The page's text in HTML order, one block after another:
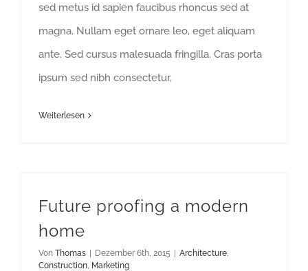
sed metus id sapien faucibus rhoncus sed at
magna. Nullam eget ornare leo, eget aliquam
ante. Sed cursus malesuada fringilla. Cras porta
ipsum sed nibh consectetur,
Weiterlesen
Future proofing a modern
home
Von Thomas | Dezember 6th, 2015 | Architecture
Construction Marketing